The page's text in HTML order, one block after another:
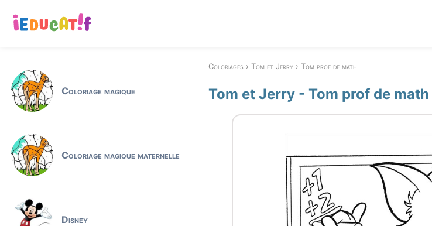
Coloriage magique
Coloriage magique maternelle
Disney
Coloriages Tom et Jerry Tom prof de math
Tom et Jerry - Tom prof de math